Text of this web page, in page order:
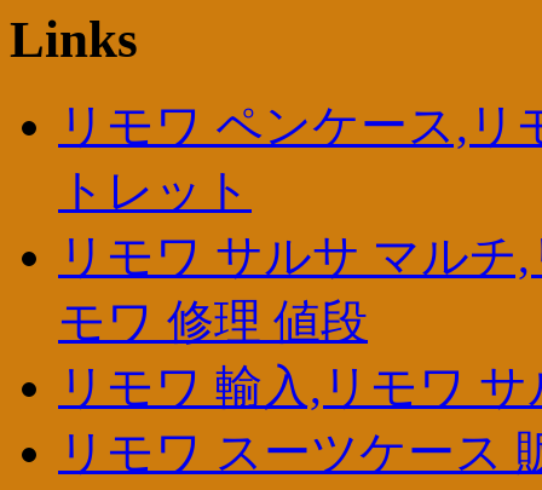
Links
リモワ ペンケース,リ
トレット
リモワ サルサ マルチ
モワ 修理 値段
リモワ 輸入,リモワ
リモワ スーツケース